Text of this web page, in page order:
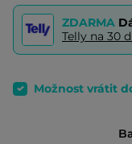
ZDARMA
Telly na 30
Možnost vrátit